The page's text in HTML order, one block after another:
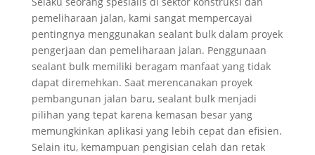
pemeliharaan jalan, kami sangat mempercayai
pentingnya menggunakan sealant bulk dalam proyek
pengerjaan dan pemeliharaan jalan. Penggunaan
sealant bulk memiliki beragam manfaat yang tidak
dapat diremehkan. Saat merencanakan proyek
pembangunan jalan baru, sealant bulk menjadi
pilihan yang tepat karena kemasan besar yang
memungkinkan aplikasi yang lebih cepat dan efisien.
Selain itu, kemampuan pengisian celah dan retak